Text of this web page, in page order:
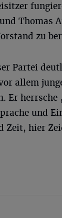
Thomas
zu
Partei
allem
Er herrsche
und
Zeit, hier